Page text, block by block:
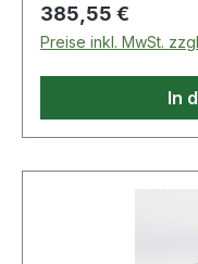
Regulärer Preis:
385,55 €
Preise inkl. MwSt.
In